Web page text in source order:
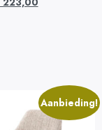
Aanbieding!